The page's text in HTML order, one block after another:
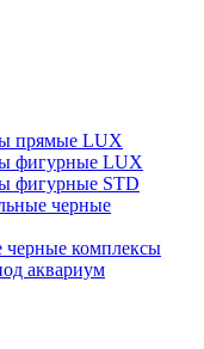
прямые LUX
фигурные LUX
фигурные STD
черные
комплексы
аквариум